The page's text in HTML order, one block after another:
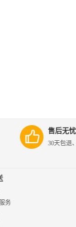
售后无忧
30天包退
务